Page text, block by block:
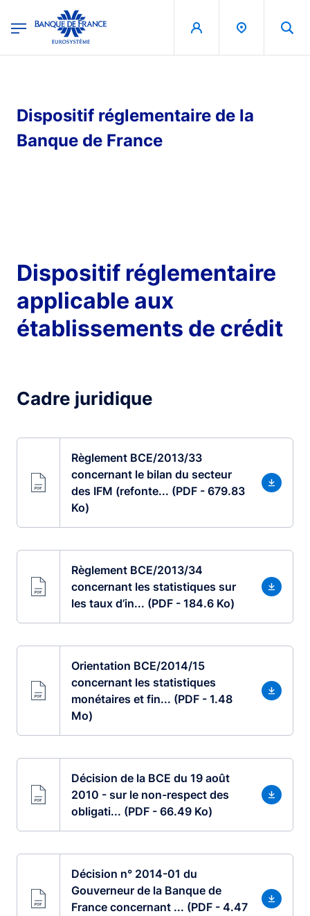
Banque de France - Menu Principal
Dispositif réglementaire de la
Banque de France
Dispositif réglementaire
applicable aux
établissements de crédit
Cadre juridique
Règlement BCE/2013/33
concernant le bilan du secteur
des IFM (refonte... (PDF - 679.83
Ko)
Règlement BCE/2013/34
concernant les statistiques sur
les taux d’in... (PDF - 184.6 Ko)
Orientation BCE/2014/15
concernant les statistiques
monétaires et fin... (PDF - 1.48
Mo)
Décision de la BCE du 19 août
2010 - sur le non-respect des
obligati... (PDF - 66.49 Ko)
Décision n° 2014-01 du
Gouverneur de la Banque de
France concernant ... (PDF - 4.47